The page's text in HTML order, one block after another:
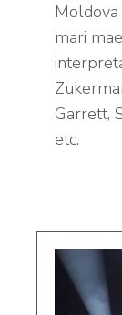
mari
Garrett,
etc.